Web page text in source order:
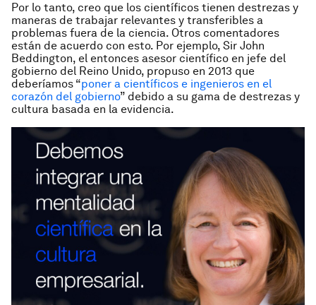
Por lo tanto, creo que los científicos tienen destrezas y
maneras de trabajar relevantes y transferibles a
problemas fuera de la ciencia. Otros comentadores
están de acuerdo con esto. Por ejemplo, Sir John
Beddington, el entonces asesor científico en jefe del
gobierno del Reino Unido, propuso en 2013 que
deberíamos “poner a científicos e ingenieros en el
corazón del gobierno” debido a su gama de destrezas y
cultura basada en la evidencia.